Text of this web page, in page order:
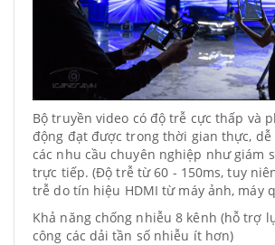
Bộ truyền video có độ trễ cực thấp và
động đạt được trong thời gian thực,
các nhu cầu chuyên nghiệp như giám
trực tiếp. (Độ trễ từ 60 - 150ms, tuy
trễ do tín hiệu HDMI từ máy ảnh, máy
Khả năng chống nhiễu 8 kênh (hỗ trợ
công các dải tần số nhiễu ít hơn)